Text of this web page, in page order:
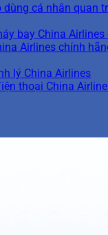
dùng cá nhân quan
bay China Airlines
Airlines chính
lý China Airlines
thoại China